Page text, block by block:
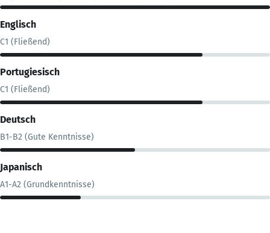
Englisch
C1 (Fließend)
Portugiesisch
C1 (Fließend)
Deutsch
B1-B2 (Gute Kenntnisse)
Japanisch
A1-A2 (Grundkenntnisse)